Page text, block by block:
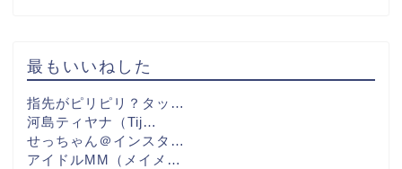
最もいいねした
指先がピリピリ？タッ…
河島ティヤナ（Tij…
せっちゃん＠インスタ…
アイドルMM（メイメ…